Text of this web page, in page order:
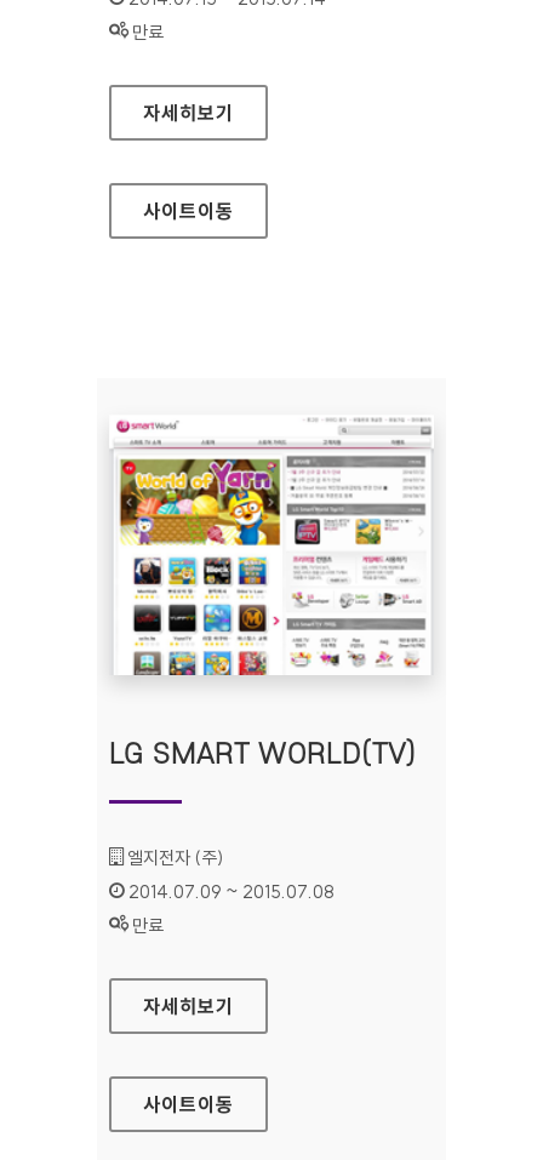
상태 :
만료
마음더하기 정책포털
자세히보기
사이트이동
LG SMART WORLD(TV)
기관명 :
엘지전자 (주)
인증기간 :
2014.07.09 ~ 2015.07.08
상태 :
만료
LG SMART WORLD(TV)
자세히보기
사이트이동